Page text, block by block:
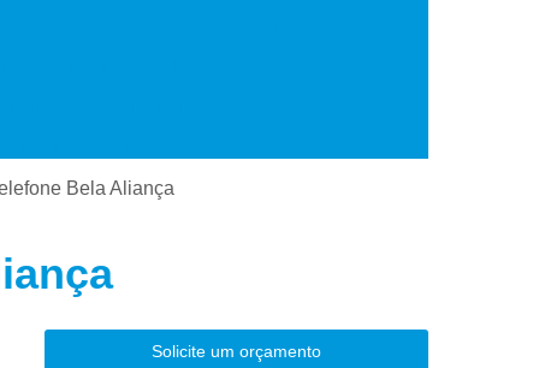
de Uso de Cocaína
de Uso de Drogas Sintéticas
de Uso de álcool
Bela Aliança
Solicite um orçamento